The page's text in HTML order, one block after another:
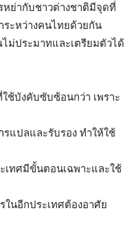
ย่ากับชาวต่างชาติมีจุดที่
ระหว่างคนไทยด้วยกัน
ม่ประมาทและเตรียมตัวได้
ช้บังคับซับซ้อนกว่า เพราะ
รแปลและรับรอง ทำให้ใช้
เทศมีขั้นตอนเฉพาะและใช้
นอีกประเทศต้องอาศัย